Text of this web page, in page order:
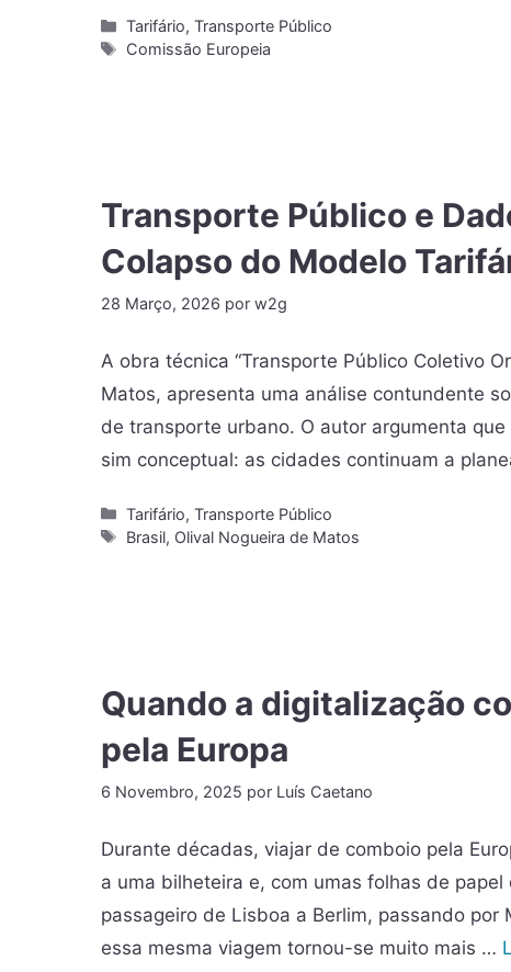
Tarifário,Transporte Público
Comissão Europeia
Transporte Público e
Colapso do Modelo
28 Março, 2026 por w2g
A obra técnica “Transporte Público Coletivo
Matos, apresenta uma análise contundente
de transporte urbano. O autor argumenta
sim conceptual: as cidades continuam a
Tarifário,Transporte Público
Brasil, Olival Nogueira de Matos
Quando a digitalização
pela Europa
6 Novembro, 2025 por Luís Caetano
Durante décadas, viajar de comboio pela
a uma bilheteira e, com umas folhas de
passageiro de Lisboa a Berlim, passando
essa mesma viagem tornou-se muito mais …